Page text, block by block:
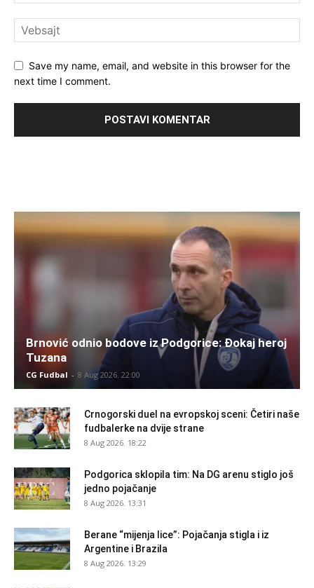
Save my name, email, and website in this browser for the
next time I comment.
Brnović odnio bodove iz Podgorice: Đokaj heroj
Tuzana
CG Fudbal - 8 Aug 2026. 22:00
Crnogorski duel na evropskoj sceni: Četiri naše
fudbalerke na dvije strane
8 Aug 2026. 18:22
Podgorica sklopila tim: Na DG arenu stiglo još
jedno pojačanje
8 Aug 2026. 13:31
Berane “mijenja lice”: Pojačanja stigla i iz
Argentine i Brazila
8 Aug 2026. 13:29